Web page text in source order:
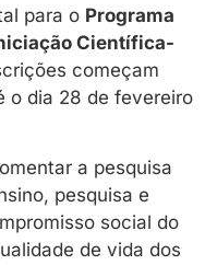
para o Programa
Científica-
começam
o dia 28 de fevereiro
a pesquisa
pesquisa e
social do
de vida dos